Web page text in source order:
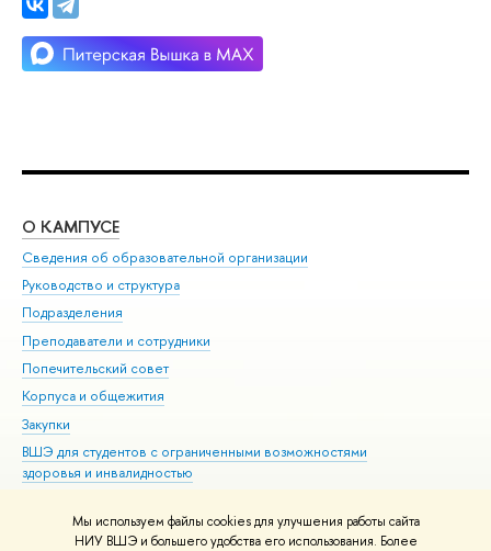
Мы используем файлы cookies для улучшения работы сайта
НИУ ВШЭ и большего удобства его использования. Более
О КАМПУСЕ
Сведения об образовательной организации
Руководство и структура
Подразделения
Преподаватели и сотрудники
Попечительский совет
Корпуса и общежития
Закупки
ВШЭ для студентов с ограниченными возможностями
здоровья и инвалидностью
Единая платежная страница